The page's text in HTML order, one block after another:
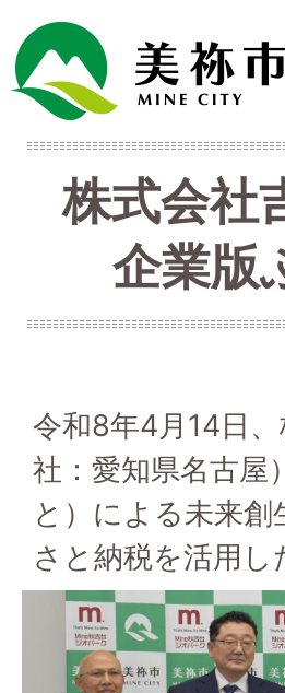
株式会社
企業版
令和8年4月14日
社：愛知県名古屋
と）による未来
さと納税を活用